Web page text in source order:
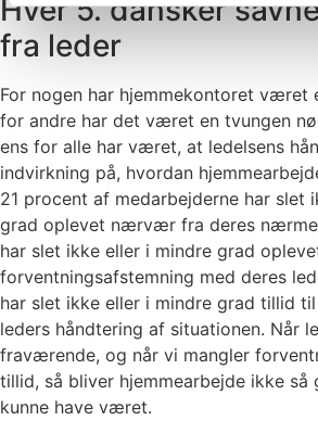
Hver 5. dansker
fra leder
For nogen har hjemmekontoret været
for andre har det været en tvungen
ens for alle har været, at ledelsens
indvirkning på, hvordan
21 procent af medarbejderne har slet
grad oplevet nærvær fra deres
har slet ikke eller i mindre grad
forventningsafstemning med deres
har slet ikke eller i mindre grad tillid
leders håndtering af situationen. Når
fraværende, og når vi mangler
tillid, så bliver hjemmearbejde ikke så
kunne have været.